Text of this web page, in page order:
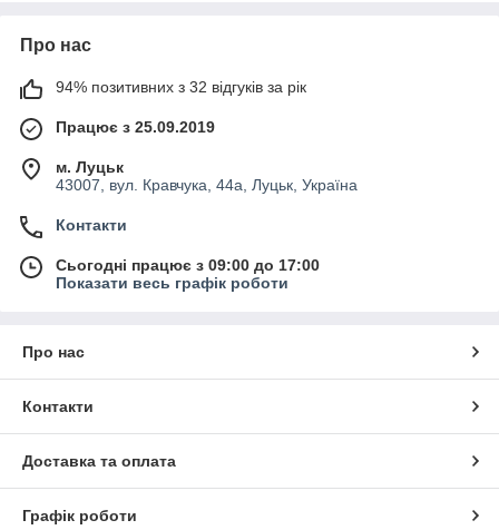
Про нас
94% позитивних з 32 відгуків за рік
Працює з 25.09.2019
м. Луцьк
43007, вул. Кравчука, 44а, Луцьк, Україна
Контакти
Сьогодні працює з 09:00 до 17:00
Показати весь графік роботи
Про нас
Контакти
Доставка та оплата
Графік роботи